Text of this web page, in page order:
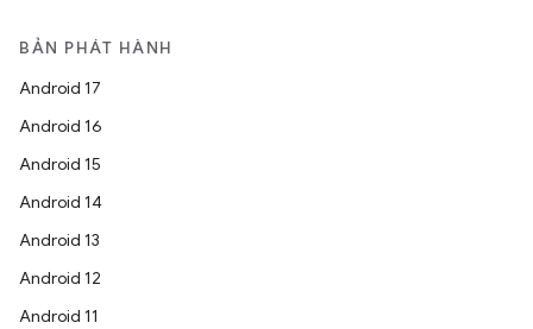
BẢN PHÁT HÀNH
Android 17
Android 16
Android 15
Android 14
Android 13
Android 12
Android 11